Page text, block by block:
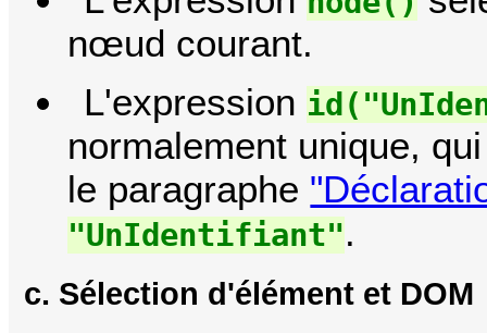
nœud courant.
L'expression
normalement unique,
le paragraphe
"UnIdentifiant".
c. Sélection d'élément et DOM